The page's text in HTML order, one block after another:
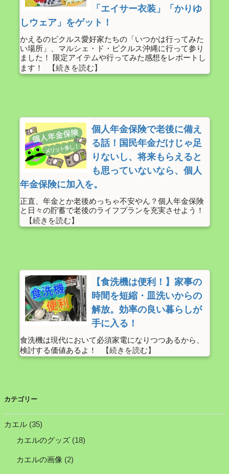
「エイサー衣装」「かりゆ
しウェア」をゲット！
かえるのピクルス愛好家たちの「いつかは行ってみた
い場所」、マルシェ・ド・ピクルス沖縄に行って参り
ました！ 限定アイテムや行ってみた感想をレポートし
ます！
個人年金保険で老後に備え
る話！国民年金だけじゃ足
りないし、将来もらえると
も思っていないなら、個人
年金保険に加入を。
正直、年金とか老後めっちゃ不安やん？個人年金保険
と日々の貯蓄で老後のライフプランを充実させよう！
【食洗機は便利！】家事の
時間を短縮・皿洗いからの
解放。効率の良い暮らしが
手に入る！
食洗機は現代において必須家電になりつつあるから、
検討する価値あるよ！
カテゴリー
カエル(35)
カエルのグッズ(18)
カエルの画像 (2)